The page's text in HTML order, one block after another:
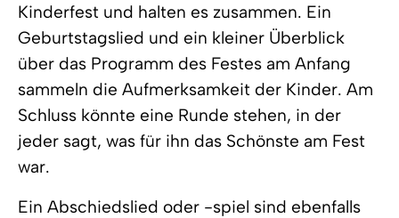
Kinderfest und halten es zusammen. Ein
Geburtstagslied und ein kleiner Überblick
über das Programm des Festes am Anfang
sammeln die Aufmerksamkeit der Kinder. Am
Schluss könnte eine Runde stehen, in der
jeder sagt, was für ihn das Schönste am Fest
war.
Ein Abschiedslied oder -spiel sind ebenfalls